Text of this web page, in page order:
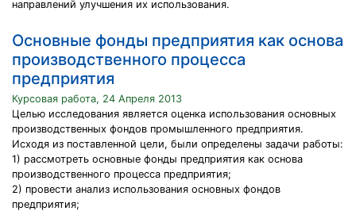
направлений улучшения их использования.
Основные фонды предприятия как основа
производственного процесса
предприятия
Курсовая работа, 24 Апреля 2013
Целью исследования является оценка использования основных
производственных фондов промышленного предприятия.
Исходя из поставленной цели, были определены задачи работы:
1) рассмотреть основные фонды предприятия как основа
производственного процесса предприятия;
2) провести анализ использования основных фондов
предприятия;